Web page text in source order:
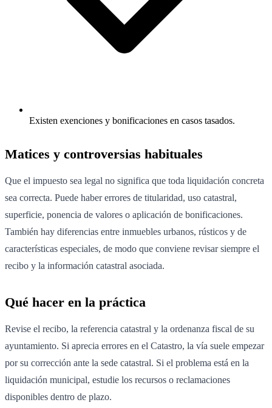
Existen exenciones y bonificaciones en casos tasados.
Matices y controversias habituales
Que el impuesto sea legal no significa que toda liquidación concreta
sea correcta. Puede haber errores de titularidad, uso catastral,
superficie, ponencia de valores o aplicación de bonificaciones.
También hay diferencias entre inmuebles urbanos, rústicos y de
características especiales, de modo que conviene revisar siempre el
recibo y la información catastral asociada.
Qué hacer en la práctica
Revise el recibo, la referencia catastral y la ordenanza fiscal de su
ayuntamiento. Si aprecia errores en el Catastro, la vía suele empezar
por su corrección ante la sede catastral. Si el problema está en la
liquidación municipal, estudie los recursos o reclamaciones
disponibles dentro de plazo.